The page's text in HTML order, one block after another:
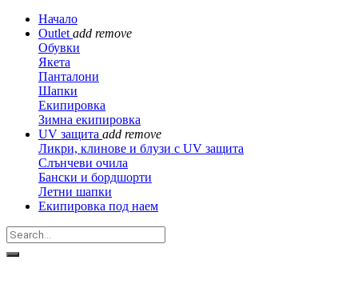
Начало
Outlet add remove
Обувки
Якета
Панталони
Шапки
Екипировка
Зимна екипировка
UV защита add remove
Ликри, клинове и блузи с UV защита
Слънчеви очила
Бански и бордшорти
Летни шапки
Екипировка под наем